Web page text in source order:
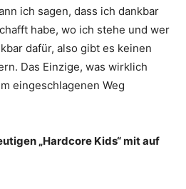
ich sagen, dass ich dankbar
habe, wo ich stehe und wer
dafür, also gibt es keinen
Das Einzige, was wirklich
eingeschlagenen Weg
„Hardcore Kids“ mit auf